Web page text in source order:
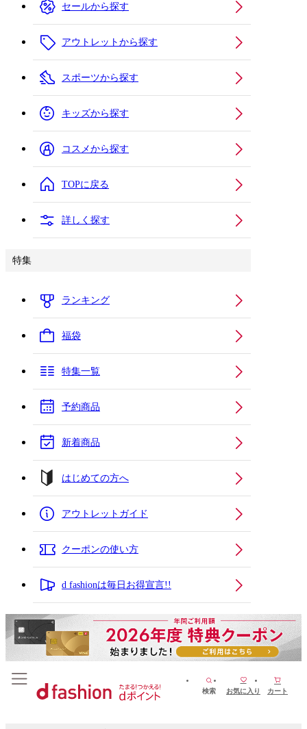
セールから探す
アウトレットから探す
スポーツから探す
キッズから探す
コスメから探す
TOPに戻る
詳しく探す
特集
ランキング
福袋
特集一覧
予約商品
新着商品
はじめての方へ
アウトレットガイド
クーポンの使い方
d fashionは毎日お得宣言!!
検索 お気に入り カート